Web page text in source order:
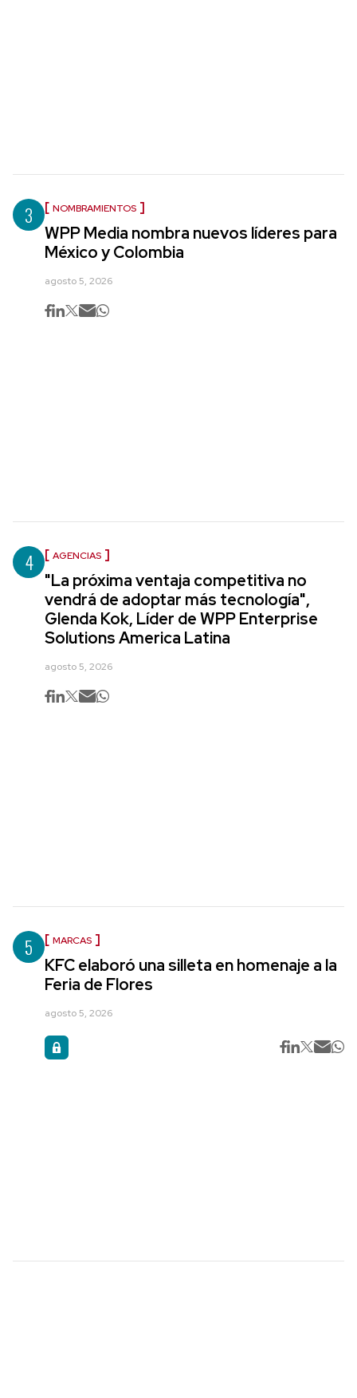
3 NOMBRAMIENTOS
WPP Media nombra nuevos líderes para
México y Colombia
agosto 5, 2026
4 AGENCIAS
"La próxima ventaja competitiva no
vendrá de adoptar más tecnología",
Glenda Kok, Líder de WPP Enterprise
Solutions America Latina
agosto 5, 2026
5 MARCAS
KFC elaboró una silleta en homenaje a la
Feria de Flores
agosto 5, 2026